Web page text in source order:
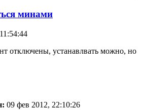
минами
отключены, устанавлвать можно, но
09 фев 2012, 22:10:26